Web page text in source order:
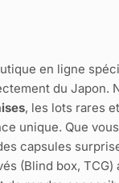
en ligne
du Japon.
, les lots rares
unique. Que
capsules
(Blind box,